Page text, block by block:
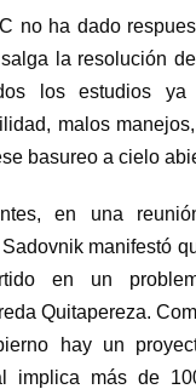
no ha dado
la resolución
los estudios
malos
basureo a cielo
en una
manifestó
en un
Quitapereza.
hay un
implica más de